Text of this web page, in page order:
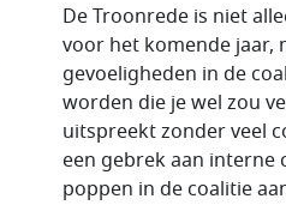
De Troonrede is niet
voor het komende jaar,
gevoeligheden in de
worden die je wel zou
uitspreekt zonder veel
een gebrek aan interne
poppen in de coalitie